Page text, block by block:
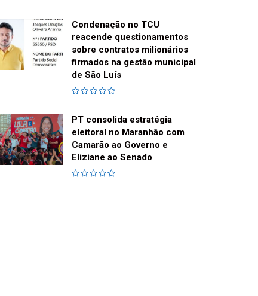
Condenação no TCU
reacende questionamentos
sobre contratos milionários
firmados na gestão municipal
de São Luís
PT consolida estratégia
eleitoral no Maranhão com
Camarão ao Governo e
Eliziane ao Senado